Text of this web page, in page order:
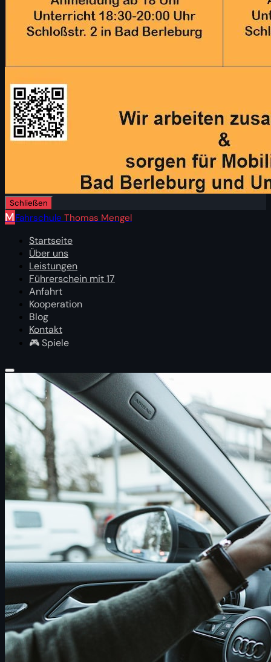
Schließen
MFahrschule Thomas Mengel
Startseite
Über uns
Leistungen
Führerschein mit 17
Anfahrt
Kooperation
Blog
Kontakt
🎮 Spiele
Startseite
Über uns
Leistungen
Führerschein mit 17
Anfahrt
Kooperation
Blog
Kontakt
🎮 Spiele